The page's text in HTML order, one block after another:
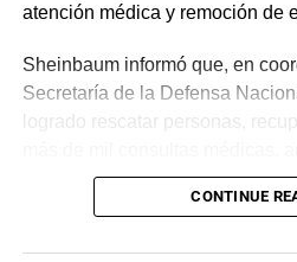
atención médica y remoción de
Sheinbaum informó que, en
Secretaría de la Defensa
logrado rescatar personas,
plantas de energía y materiales
estas acciones responden a
CONTINUE